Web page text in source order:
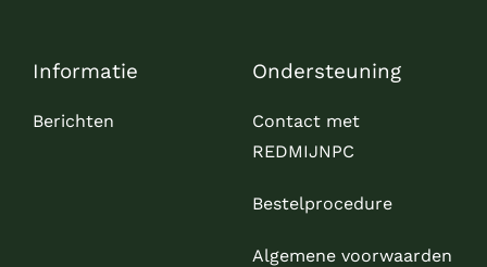
Informatie
Berichten
Ondersteuning
Contact met
REDMIJNPC
Bestelprocedure
Algemene voorwaarden